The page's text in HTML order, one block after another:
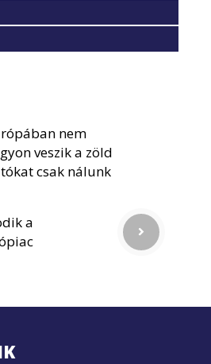
nem
veszik a zöld
csak nálunk
a